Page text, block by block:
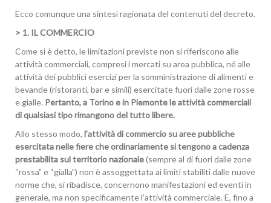
Ecco comunque una sintesi ragionata del contenuti del decreto.
> 1. IL COMMERCIO
Come si è detto, le limitazioni previste non si riferiscono alle
attività commerciali, compresi i mercati su area pubblica, né alle
attività dei pubblici esercizi per la somministrazione di alimenti e
bevande (ristoranti, bar e simili) esercitate fuori dalle zone rosse
e gialle. Pertanto, a Torino e in Piemonte le attività commerciali
di qualsiasi tipo rimangono del tutto libere.
Allo stesso modo, l’attività di commercio su aree pubbliche
esercitata nelle fiere che ordinariamente si tengono a cadenza
prestabilita sul territorio nazionale(sempre al di fuori dalle zone
“rossa” e “gialla”) non è assoggettata ai limiti stabiliti dalle nuove
norme che, si ribadisce, concernono manifestazioni ed eventi in
generale, ma non specificamente l’attività commerciale. E, fino a